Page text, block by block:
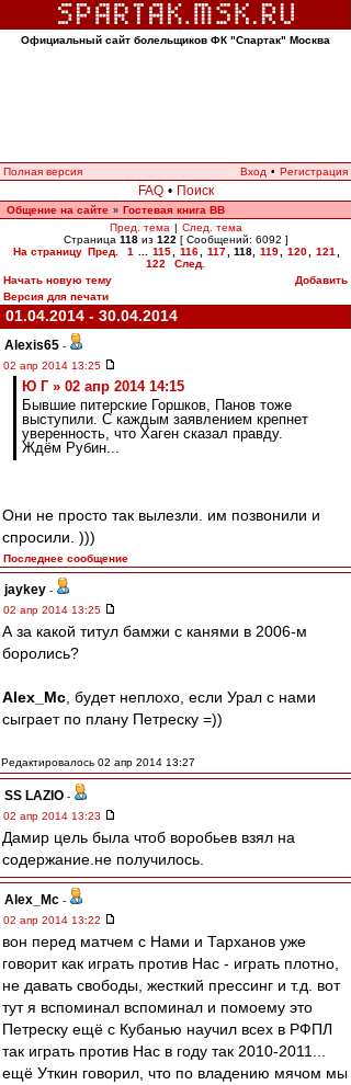
Официальный сайт болельщиков ФК "Спартак" Москва
Полная версия Вход • Регистрация
FAQ • Поиск
Общение на сайте » Гостевая книга ВВ
Пред. тема | След. тема
Страница 118из 122 [ Сообщений: 6092 ]
На страницу Пред. 1 115 116 117 118, 119 120 121
122
След.
Начать новую тему
Добавить
Версия для печати
01.04.2014 - 30.04.2014
Alexis65 -
02 апр 2014 13:25
Ю Г » 02 апр 2014 14:15
Бывшие питерские Горшков, Панов тоже
выступили. С каждым заявлением крепнет
уверенность, что Хаген сказал правду.
Ждём Рубин...
Они не просто так вылезли. им позвонили и
спросили. )))
Последнее сообщение
jaykey -
02 апр 2014 13:25
А за какой титул бамжи с канями в 2006-м
боролись?
Alex_Mc , будет неплохо, если Урал с нами
сыграет по плану Петреску =))
Редактировалось 02 апр 2014 13:27
SS LAZIO -
02 апр 2014 13:23
Дамир цель была чтоб воробьев взял на
содержание.не получилось.
Alex_Mc -
02 апр 2014 13:22
вон перед матчем с Нами и Тарханов уже
говорит как играть против Нас - играть плотно,
не давать свободы, жесткий прессинг и т.д. вот
тут я вспоминал вспоминал и помоему это
Петреску ещё с Кубанью научил всех в РФПЛ
так играть против Нас в году так 2010-2011...
ещё Уткин говорил, что по владению мячом мы